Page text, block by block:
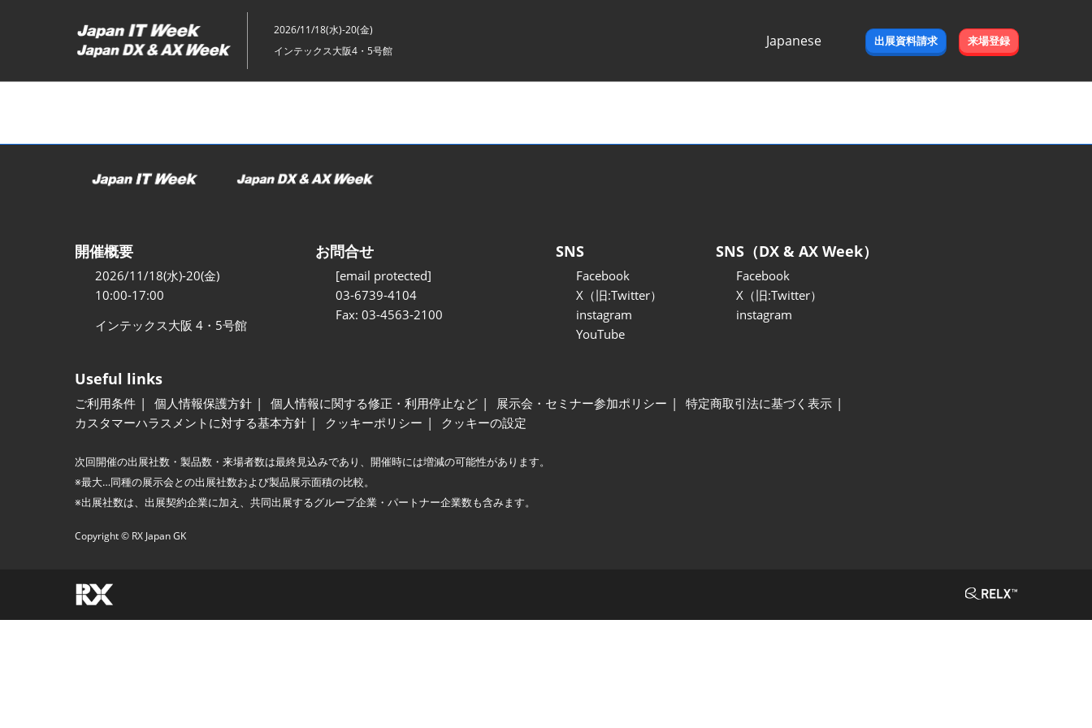
キ
ッ
2026/11/18(水)-20(金)
インテックス大阪4・5号館
Japanese
出展資料請求 来場登録
開催概要
2026/11/18(水)-20(金)
10:00-17:00
インテックス大阪 4・5号館
お問合せ
[email protected]
03-6739-4104
Fax: 03-4563-2100
SNS
Facebook
X（旧:Twitter）
instagram
YouTube
SNS（DX & AX Week）
Facebook
X（旧:Twitter）
instagram
Useful links
ご利用条件 個人情報保護方針 個人情報に関する修正・利用停止など 展示会・セミナー参加ポリシー
特定商取引法に基づく表示
カスタマーハラスメントに対する基本方針
クッキーポリシー クッキーの設定
次回開催の出展社数・製品数・来場者数は最終見込みであり、開催時には増減の可能性があります。
※最大…同種の展示会との出展社数および製品展示面積の比較。
※出展社数は、出展契約企業に加え、共同出展するグループ企業・パートナー企業数も含みます。
Copyright © RX Japan GK